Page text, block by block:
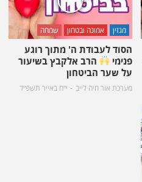
מגזין אמונה ובטחון שמחה
הסוד לעבודת ה' מתוך רוגע
פנימי
הרב אלקבץ בשיעור
על שער הביטחון
מערכת אור חיה לייב י״ח באייר תשפ״ד